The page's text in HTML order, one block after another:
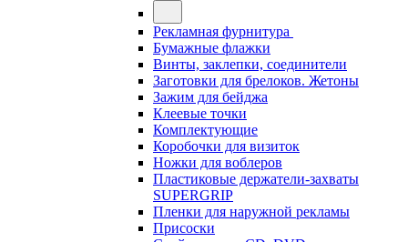
Рекламная фурнитура
Бумажные флажки
Винты, заклепки, соединители
Заготовки для брелоков. Жетоны
Зажим для бейджа
Клеевые точки
Комплектующие
Коробочки для визиток
Ножки для воблеров
Пластиковые держатели-захваты
SUPERGRIP
Пленки для наружной рекламы
Присоски